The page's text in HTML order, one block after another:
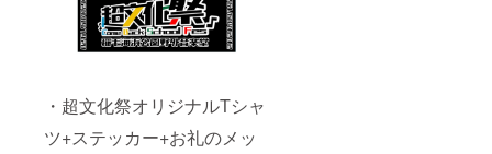
・超文化祭オリジナルTシャ
ツ+ステッカー+お礼のメッ